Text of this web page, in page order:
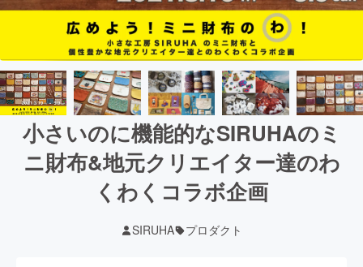
小さいのに機能的なSIRUHAのミ
ニ財布&地元クリエイター達のわ
くわくコラボ企画
SIRUHA プロダクト